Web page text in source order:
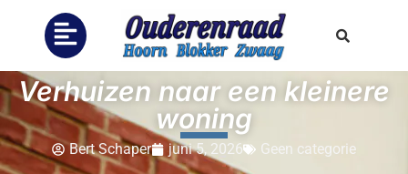
Verhuizen naar een kleinere
woning
Bert Schaper juni 5, 2026 Geen categorie